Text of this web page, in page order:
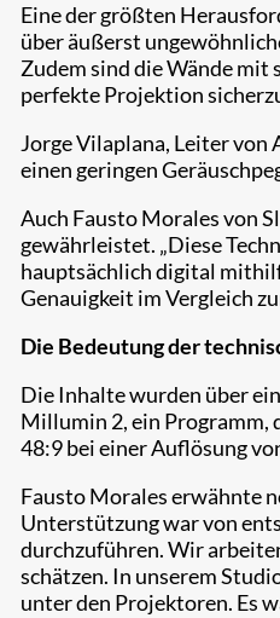
Eine der größten
über äußerst
Zudem sind die Wände
perfekte Projektion
Jorge Vilaplana, Leiter von
einen geringen
Auch Fausto Morales von
gewährleistet. „Diese
hauptsächlich digital
Genauigkeit im Vergleich
Die Bedeutung der
Die Inhalte wurden über
Millumin 2, ein Programm,
48:9 bei einer Auflösung
Fausto Morales erwähnte
Unterstützung war von
durchzuführen. Wir
schätzen. In unserem
unter den Projektoren. Es